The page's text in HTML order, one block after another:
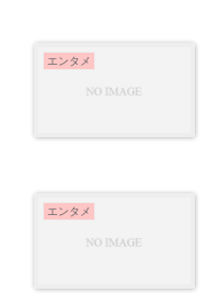
エンタメ
エンタメ